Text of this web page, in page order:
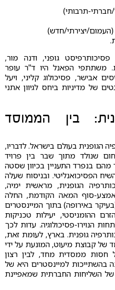
גופני, ודנה מור,
משתתפי הפאנל היו ד"ר עופר
אבישר, פסיכולוג קליני, ויעל
של מדיניות ביחס לגיוון אתני
בין הממוסד
הגופנית בעולם בישראל. לדבריו,
שנולד מתוך שבר בין פרויד
מהם בנפרד התעניין בכיוון שסטה
הפסיכואנליטי. ובניסוח שעלה
הגופנית, מראשית ימיה,
סוף המאה הקודמת, החלה
באירופה) בתוך המיינסטרים
ההומניסטי, יעילות טכניקות
הנוירו-פסיכולוגיה. עדות לכך
גופנית. בארץ, לעומת זאת,
של קבוצת מיעוט, המונעת על ידי
חסות ממסדית מחד, לבין רצון
בהשתייכות למיינסטרים היא של
של השליחות החברתית שמאפיינת